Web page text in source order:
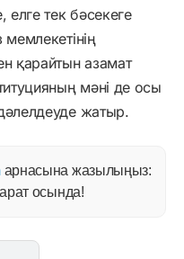
елге тек бәсекеге
қарайтын азамат
мәні де осы
жатыр.
арнасына жазылыңыз:
осында!